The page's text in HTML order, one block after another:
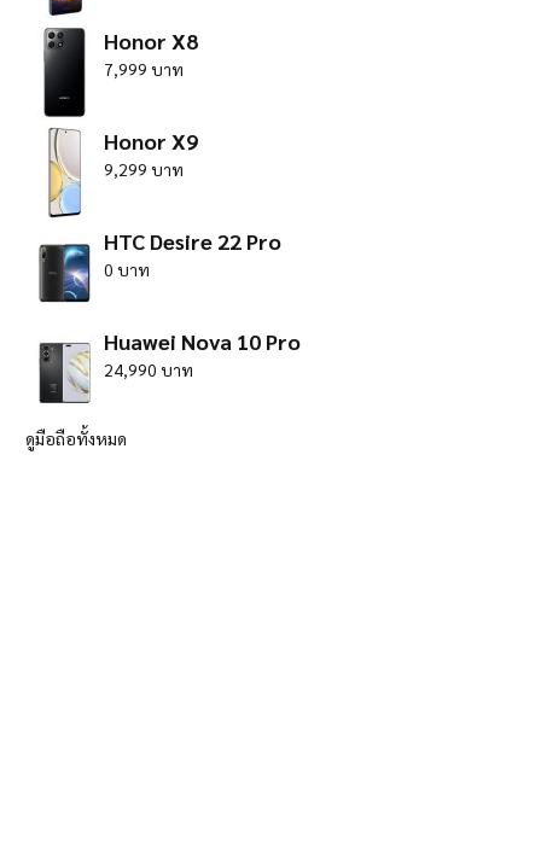
Honor X8
7,999 บาท
Honor X9
9,299 บาท
HTC Desire 22 Pro
0 บาท
Huawei Nova 10 Pro
24,990 บาท
ดูมือถือทั้งหมด